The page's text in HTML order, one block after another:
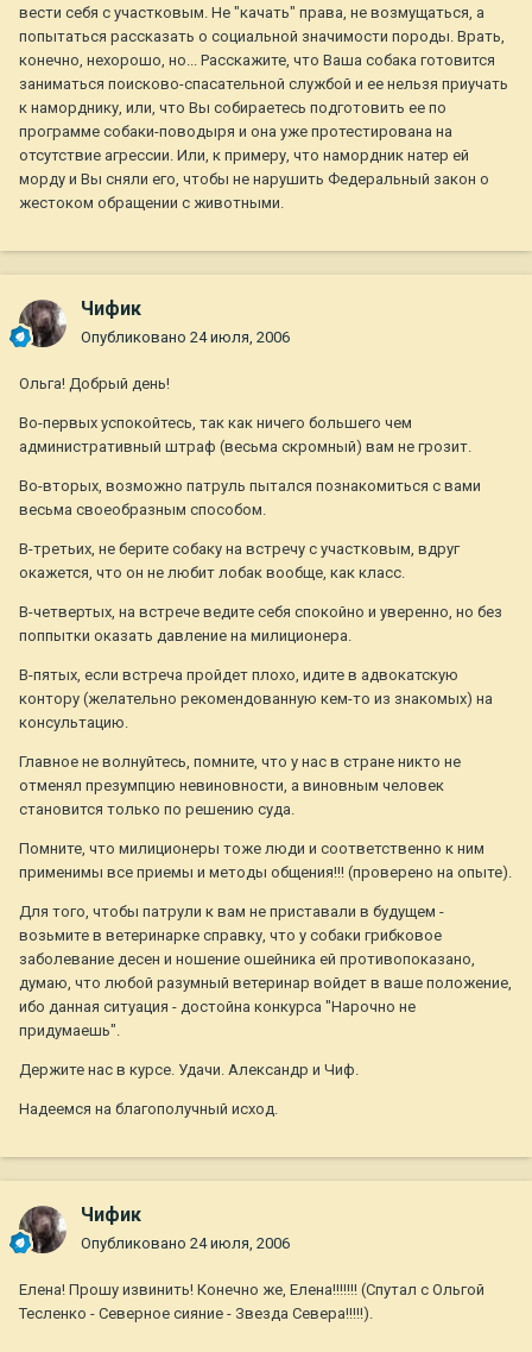
вести себя с участковым. Не "качать" права, не возмущаться, а
попытаться рассказать о социальной значимости породы. Врать,
конечно, нехорошо, но... Расскажите, что Ваша собака готовится
заниматься поисково-спасательной службой и ее нельзя приучать
к наморднику, или, что Вы собираетесь подготовить ее по
программе собаки-поводыря и она уже протестирована на
отсутствие агрессии. Или, к примеру, что намордник натер ей
морду и Вы сняли его, чтобы не нарушить Федеральный закон о
жестоком обращении с животными.
Чифик
Опубликовано 24 июля, 2006
Ольга! Добрый день!
Во-первых успокойтесь, так как ничего большего чем
административный штраф (весьма скромный) вам не грозит.
Во-вторых, возможно патруль пытался познакомиться с вами
весьма своеобразным способом.
В-третьих, не берите собаку на встречу с участковым, вдруг
окажется, что он не любит лобак вообще, как класс.
В-четвертых, на встрече ведите себя спокойно и уверенно, но без
поппытки оказать давление на милиционера.
В-пятых, если встреча пройдет плохо, идите в адвокатскую
контору (желательно рекомендованную кем-то из знакомых) на
консультацию.
Главное не волнуйтесь, помните, что у нас в стране никто не
отменял презумпцию невиновности, а виновным человек
становится только по решению суда.
Помните, что милиционеры тоже люди и соответственно к ним
применимы все приемы и методы общения!!! (проверено на опыте).
Для того, чтобы патрули к вам не приставали в будущем -
возьмите в ветеринарке справку, что у собаки грибковое
заболевание десен и ношение ошейника ей противопоказано,
думаю, что любой разумный ветеринар войдет в ваше положение,
ибо данная ситуация - достойна конкурса "Нарочно не
придумаешь".
Держите нас в курсе. Удачи. Александр и Чиф.
Надеемся на благополучный исход.
Чифик
Опубликовано 24 июля, 2006
Елена! Прошу извинить! Конечно же, Елена!!!!!!! (Спутал с Ольгой
Тесленко - Северное сияние - Звезда Севера!!!!!).